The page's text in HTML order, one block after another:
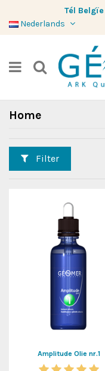
Tél Belgïe
Nederlands
Home
Filter
Amplitude Olie nr.1